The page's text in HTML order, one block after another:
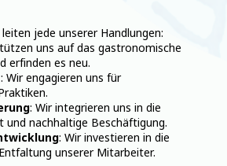
jede unserer Handlungen:
uns auf das gastronomische
erfinden es neu.
: Wir engagieren uns für
: Wir integrieren uns in die
und nachhaltige Beschäftigung.
: Wir investieren in die
unserer Mitarbeiter.